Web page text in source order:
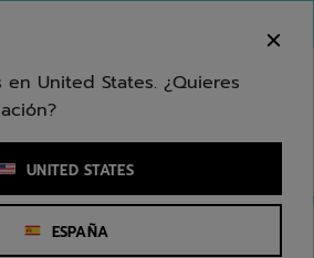
clave o un número de artículo
Jóvenes/Niños
United States. ¿Quieres
UNITED STATES
ESPAÑA